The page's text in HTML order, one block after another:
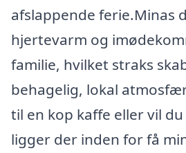
afslappende ferie.Minas
hjertevarm og
familie, hvilket straks
behagelig, lokal
til en kop kaffe eller vil
ligger der inden for få